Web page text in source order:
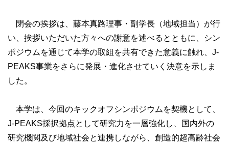
閉会の挨拶は、藤本真路理事・副学長（地域担当）が行
い、挨拶いただいた方々への謝意を述べるとともに、シン
ポジウムを通じて本学の取組を共有できた意義に触れ、J-
PEAKS事業をさらに発展・進化させていく決意を示しま
した。
本学は、今回のキックオフシンポジウムを契機として、
J-PEAKS採択拠点として研究力を一層強化し、国内外の
研究機関及び地域社会と連携しながら、創造的超高齢社会